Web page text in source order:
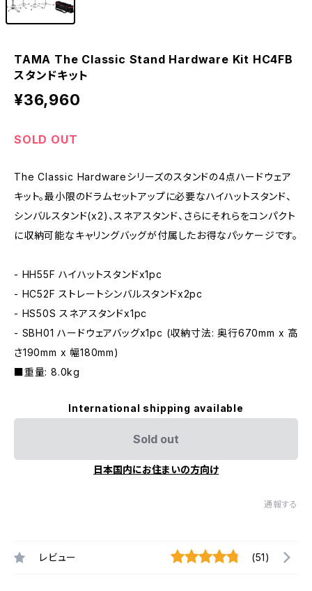
TAMA The Classic Stand Hardware Kit HC4FB
スタンドキット
¥36,960
SOLD OUT
The Classic Hardwareシリーズのスタンドの4点ハードウェア
キット。最小限のドラムセットアップに必要なハイハットスタンド、
シンバルスタンド(x2)、スネアスタンド、さらにそれらをコンパクト
に収納可能なキャリングバッグが付属したお得なパッケージです。
- HH55F ハイハットスタンドx1pc
- HC52F ストレートシンバルスタンドx2pc
- HS50S スネアスタンドx1pc
- SBH01 ハードウェアバッグx1pc (収納寸法: 奥行670mm x 高
さ190mm x 幅180mm)
■重量: 8.0kg
International shipping available
Sold out
日本国内にお住まいの方向け
通報する
レビュー (51)